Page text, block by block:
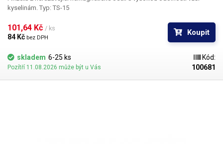
kyselinám. Typ: TS-15
101,64 Kč / ks
84 Kč bez DPH
Koupit
skladem 6-25 ks
Pozítří 11.08.2026 může být u Vás
Kód:
100681